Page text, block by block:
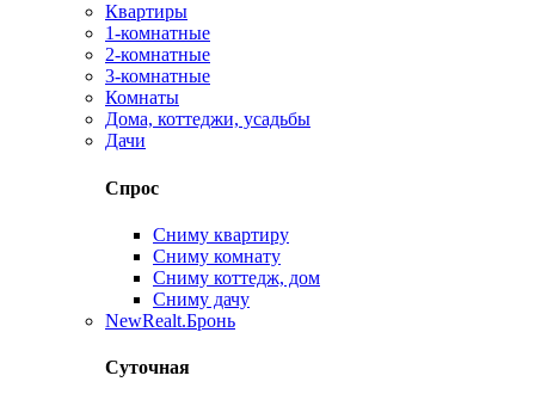
Квартиры
1-комнатные
2-комнатные
3-комнатные
Комнаты
Дома, коттеджи, усадьбы
Дачи
Спрос
Сниму квартиру
Сниму комнату
Сниму коттедж, дом
Сниму дачу
NewRealt.Бронь
Суточная